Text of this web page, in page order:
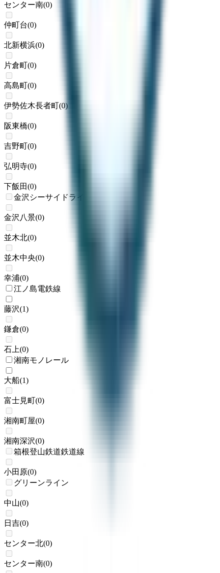
センター南(0)
仲町台(0)
北新横浜(0)
片倉町(0)
高島町(0)
伊勢佐木長者町(0)
阪東橋(0)
吉野町(0)
弘明寺(0)
下飯田(0)
金沢シーサイドライン
金沢八景(0)
並木北(0)
並木中央(0)
幸浦(0)
江ノ島電鉄線
藤沢(1)
鎌倉(0)
石上(0)
湘南モノレール
大船(1)
富士見町(0)
湘南町屋(0)
湘南深沢(0)
箱根登山鉄道鉄道線
小田原(0)
グリーンライン
中山(0)
日吉(0)
センター北(0)
センター南(0)